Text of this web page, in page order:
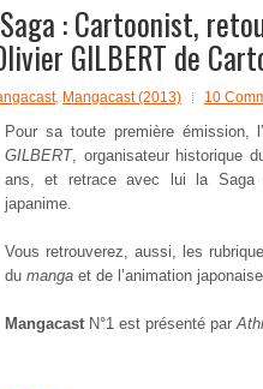
: Cartoonist,
GILBERT de
, Mangacast (2013) 10
Pour sa toute première émission,
GILBERT, organisateur historique
ans, et retrace avec lui la Saga
japanime.
Vous retrouverez, aussi, les
du manga et de l’animation
Mangacast N°1 est présenté par